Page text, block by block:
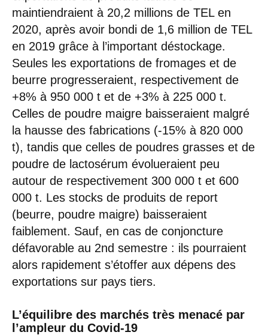
maintiendraient à 20,2 millions de TEL en
2020, après avoir bondi de 1,6 million de TEL
en 2019 grâce à l’important déstockage.
Seules les exportations de fromages et de
beurre progresseraient, respectivement de
+8% à 950 000 t et de +3% à 225 000 t.
Celles de poudre maigre baisseraient malgré
la hausse des fabrications (-15% à 820 000
t), tandis que celles de poudres grasses et de
poudre de lactosérum évolueraient peu
autour de respectivement 300 000 t et 600
000 t. Les stocks de produits de report
(beurre, poudre maigre) baisseraient
faiblement. Sauf, en cas de conjoncture
défavorable au 2nd semestre : ils pourraient
alors rapidement s’étoffer aux dépens des
exportations sur pays tiers.
L’équilibre des marchés très menacé par
l’ampleur du Covid-19